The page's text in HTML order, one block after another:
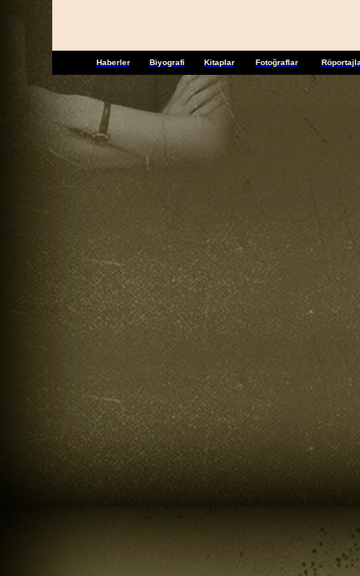
Haberler Biyografi Kitaplar Fotoğraflar